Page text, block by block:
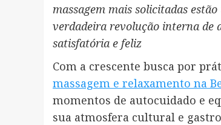
massagem mais solicitadas
verdadeira revolução interna de
satisfatória e feliz
Com a crescente busca por
massagem e relaxamento na
momentos de autocuidado e
sua atmosfera cultural e